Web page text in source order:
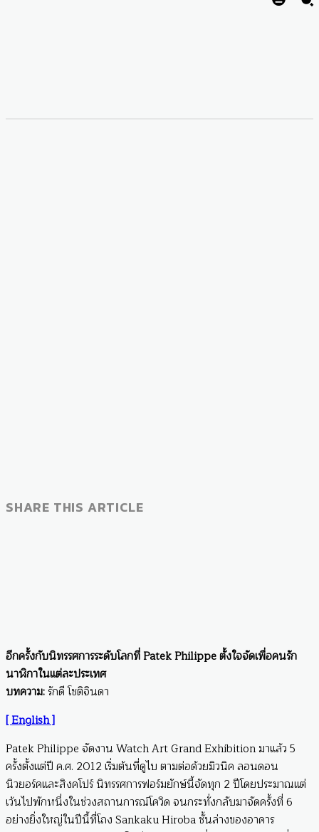
SHARE THIS ARTICLE
อีกครั้งกับนิทรรศการระดับโลกที่ Patek Philippe ตั้งใจจัดเพื่อคนรัก
นาฬิกาในแต่ละประเทศ
บทความ:รักดี โชติจินดา
[ English ]
Patek Philippe จัดงาน Watch Art Grand Exhibition มาแล้ว 5
ครั้งตั้งแต่ปี ค.ศ. 2012 เริ่มต้นที่ดูไบ ตามต่อด้วยมิวนิค ลอนดอน
นิวยอร์คและสิงคโปร์ นิทรรศการฟอร์มยักษ์นี้จัดทุก 2 ปีโดยประมาณแต่
เว้นไปพักหนึ่งในช่วงสถานการณ์โควิด จนกระทั่งกลับมาจัดครั้งที่ 6
อย่างยิ่งใหญ่ในปีนี้ที่โถง Sankaku Hiroba ชั้นล่างของอาคาร